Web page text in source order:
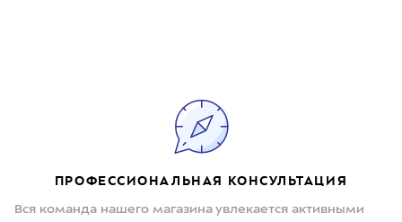
ПРОФЕССИОНАЛЬНАЯ КОНСУЛЬТАЦИЯ
Вся команда нашего магазина увлекается активными